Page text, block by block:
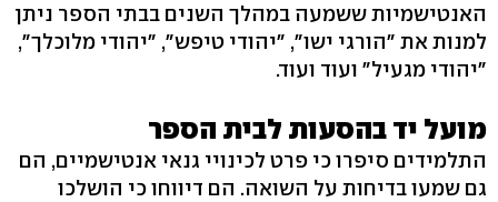
האנטישמיות ששמעה במהלך השנים בבתי הספר ניתן
למנות את "הורגי ישו", "יהודי טיפש", "יהודי מלוכלך",
"יהודי מגעיל" ועוד ועוד.
מועל יד בהסעות לבית הספר
התלמידים סיפרו כי פרט לכינויי גנאי אנטישמיים, הם
גם שמעו בדיחות על השואה. הם דיווחו כי הושלכו